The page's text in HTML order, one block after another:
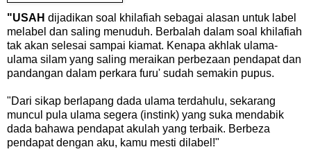
"USAH dijadikan soal khilafiah sebagai alasan untuk label
melabel dan saling menuduh. Berbalah dalam soal khilafiah
tak akan selesai sampai kiamat. Kenapa akhlak ulama-
ulama silam yang saling meraikan perbezaan pendapat dan
pandangan dalam perkara furu' sudah semakin pupus.
"Dari sikap berlapang dada ulama terdahulu, sekarang
muncul pula ulama segera (instink) yang suka mendabik
dada bahawa pendapat akulah yang terbaik. Berbeza
pendapat dengan aku, kamu mesti dilabel!"